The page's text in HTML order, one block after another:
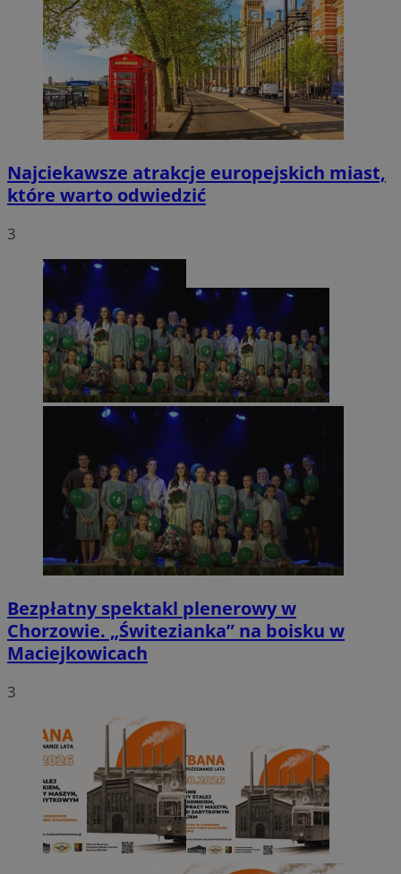
Najciekawsze atrakcje europejskich miast,
które warto odwiedzić
3
Bezpłatny spektakl plenerowy w
Chorzowie. „Świtezianka” na boisku w
Maciejkowicach
3